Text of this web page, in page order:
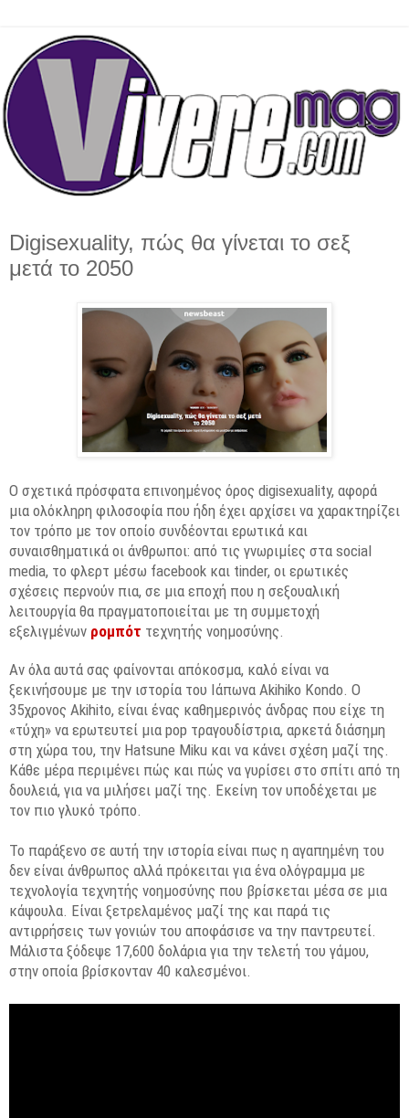
Digisexuality, πώς θα γίνεται το σεξ
μετά το 2050
O σχετικά πρόσφατα επινοημένος όρος digisexuality, αφορά
μια ολόκληρη φιλοσοφία που ήδη έχει αρχίσει να χαρακτηρίζει
τον τρόπο με τον οποίο συνδέονται ερωτικά και
συναισθηματικά οι άνθρωποι: από τις γνωριμίες στα social
media, το φλερτ μέσω facebook και tinder, οι ερωτικές
σχέσεις περνούν πια, σε μια εποχή που η σεξουαλική
λειτουργία θα πραγματοποιείται με τη συμμετοχή
εξελιγμένων ρομπότ τεχνητής νοημοσύνης.
Aν όλα αυτά σας φαίνονται απόκοσμα, καλό είναι να
ξεκινήσουμε με την ιστορία του Ιάπωνα Akihiko Kondo. Ο
35χρονος Akihito, είναι ένας καθημερινός άνδρας που είχε τη
«τύχη» να ερωτευτεί μια pop τραγουδίστρια, αρκετά διάσημη
στη χώρα του, την Hatsune Miku και να κάνει σχέση μαζί της.
Κάθε μέρα περιμένει πώς και πώς να γυρίσει στο σπίτι από τη
δουλειά, για να μιλήσει μαζί της. Εκείνη τον υποδέχεται με
τον πιο γλυκό τρόπο.
Το παράξενο σε αυτή την ιστορία είναι πως η αγαπημένη του
δεν είναι άνθρωπος αλλά πρόκειται για ένα ολόγραμμα με
τεχνολογία τεχνητής νοημοσύνης που βρίσκεται μέσα σε μια
κάψουλα. Είναι ξετρελαμένος μαζί της και παρά τις
αντιρρήσεις των γονιών του αποφάσισε να την παντρευτεί.
Μάλιστα ξόδεψε 17,600 δολάρια για την τελετή του γάμου,
στην οποία βρίσκονταν 40 καλεσμένοι.